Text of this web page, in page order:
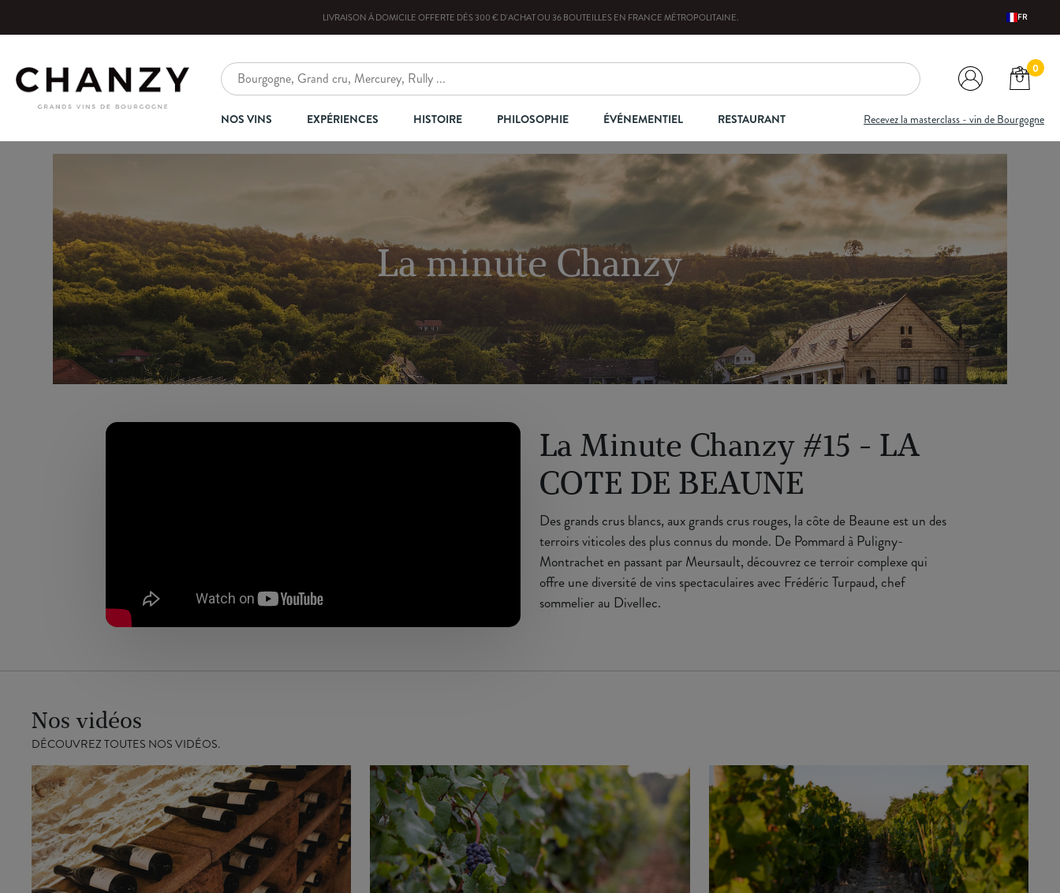
LIVRAISON À DOMICILE OFFERTE DÈS300€ D'ACHAT OU 36BOUTEILLESEN FRANCE MÉTROPOLITAINE. FR
0
NOS VINS EXPÉRIENCES HISTOIRE PHILOSOPHIE ÉVÉNEMENTIEL RESTAURANT Recevez la masterclass - vin de Bourgogne
La minute Chanzy
La Minute Chanzy #15 - LA
COTE DE BEAUNE
Des grands crus blancs, aux grands crus rouges, la côte de Beaune est un des
terroirs viticoles des plus connus du monde. De Pommard à Puligny-
Montrachet en passant par Meursault, découvrez ce terroir complexe qui
offre une diversité de vins spectaculaires avec Frédéric Turpaud, chef
sommelier au Divellec.
Nos vidéos
DÉCOUVREZ TOUTES NOS VIDÉOS.